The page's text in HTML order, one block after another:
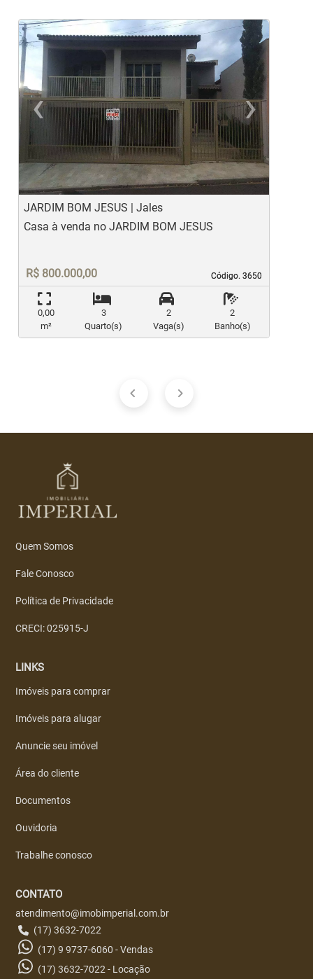
‹
Previous
›
JARDIM BOM JESUS | Jales
Código. 3650
Código. 3650
Casa à venda no JARDIM BOM JESUS
R$ 800.000,00
0,00
m²
3
Quarto(s)
2
Vaga(s)
2
Banho(s)
Quem Somos
Fale Conosco
Política de Privacidade
CRECI: 025915-J
LINKS
Imóveis para comprar
Imóveis para alugar
Anuncie seu imóvel
Área do cliente
Documentos
Ouvidoria
Trabalhe conosco
CONTATO
atendimento@imobimperial.com.br
(17) 3632-7022
(17) 9 9737-6060 - Vendas
(17) 3632-7022 - Locação